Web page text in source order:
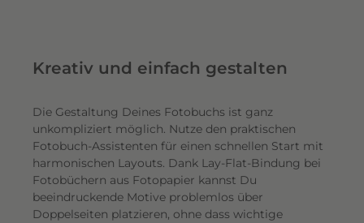
Kreativ und einfach gestalten
Die Gestaltung Deines Fotobuchs ist ganz
unkompliziert möglich. Nutze den praktischen
Fotobuch-Assistenten für einen schnellen Start mit
harmonischen Layouts. Dank Lay-Flat-Bindung bei
Fotobüchern aus Fotopapier kannst Du
beeindruckende Motive problemlos über
Doppelseiten platzieren, ohne dass wichtige